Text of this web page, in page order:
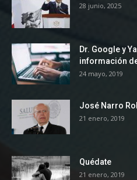
28 junio, 2025
Dr. Google y
información
24 mayo, 2019
José Narro
21 enero, 2019
Quédate
21 enero, 2019